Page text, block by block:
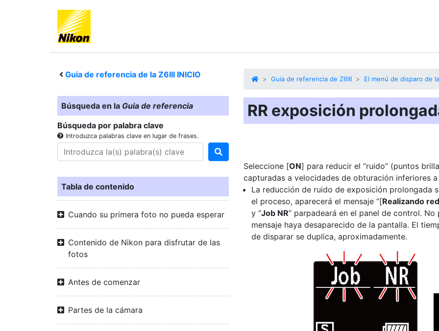
Guia de referencia de la Z6III INICIO
Búsqueda en la Guia de referencia
Búsqueda por palabra clave
Introduzca palabras clave en lugar de frases.
Tabla de contenido
Cuando su primera foto no pueda esperar
Contenido de Nikon para disfrutar de las
fotos
Antes de comenzar
Partes de la cámara
Guia de referencia de Z6III El menú de disparo de
RR exposición
Seleccione [ON] para reducir el “ruido” (puntos
capturadas a velocidades de obturación inferiores a
La reducción de ruido de exposición prolongada
el proceso, aparecerá el mensaje “[Realizando
y “Job NR” parpadeará en el panel de control.
mensaje haya desaparecido de la pantalla. El
de disparar se duplica, aproximadamente.